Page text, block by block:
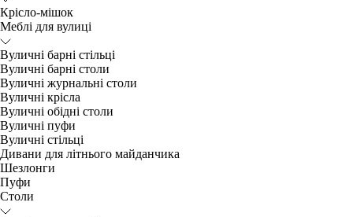
Крісло-мішок
Меблі для вулиці
Вуличні барні стільці
Вуличні барні столи
Вуличні журнальні столи
Вуличні крісла
Вуличні обідні столи
Вуличні пуфи
Вуличні стільці
Дивани для літнього майданчика
Шезлонги
Пуфи
Столи